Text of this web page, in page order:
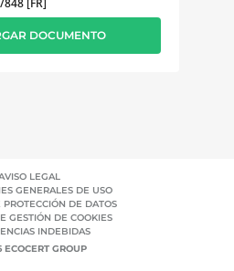
DOCUMENTO
LEGAL
GENERALES DE USO
PROTECCIÓN DE DATOS
GESTIÓN DE COOKIES
INDEBIDAS
GROUP